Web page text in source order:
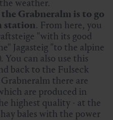
weather.
the Grabneralm is to go
station. From here, you
"with its good
Jagasteig "to the alpine
You can also use this
back to the Fulseck
there are
are produced in
highest quality - at the
bales with the power